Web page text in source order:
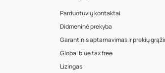
Parduotuvių kontaktai
Didmeninė prekyba
Garantinis aptarnavimas ir prekių
Global blue tax free
Lizingas